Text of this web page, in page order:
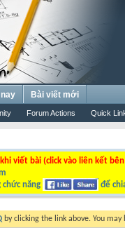
Forum Actions Quick
Bài viết mới
viết bài (click vào liên kết
năng để
by clicking the link above. You may